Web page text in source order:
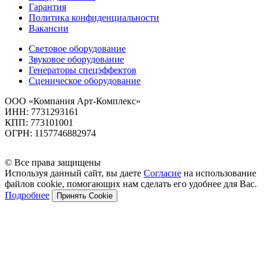
Гарантия
Политика конфиденциальности
Вакансии
Световое оборудование
Звуковое оборудование
Генераторы спецэффектов
Сценическое оборудование
ООО «Компания Арт-Комплекс»
ИНН: 7731293161
КПП: 773101001
ОГРН: 1157746882974
© Все права защищены
Используя данный сайт, вы даете Согласие на использование
файлов cookie, помогающих нам сделать его удобнее для Вас.
Подробнее
Принять Cookie